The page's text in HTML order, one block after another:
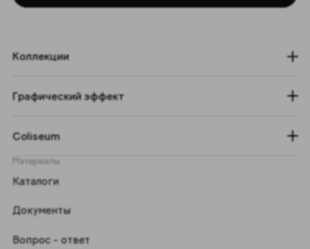
Коллекции
Графический эффект
Coliseum
Материалы
Каталоги
Документы
Вопрос - ответ